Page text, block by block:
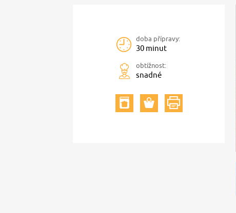
doba přípravy:
30 minut
obtížnost:
snadné